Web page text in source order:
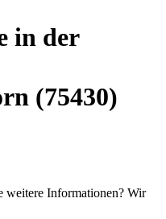
in der
(75430)
weitere Informationen? Wir